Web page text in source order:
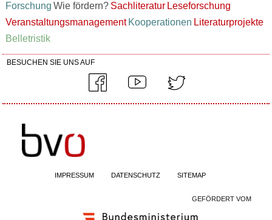
Forschung Wie fördern? Sachliteratur Leseforschung
Veranstaltungsmanagement Kooperationen Literaturprojekte
Belletristik
BESUCHEN SIE UNS AUF
IMPRESSUM DATENSCHUTZ SITEMAP
GEFÖRDERT VOM